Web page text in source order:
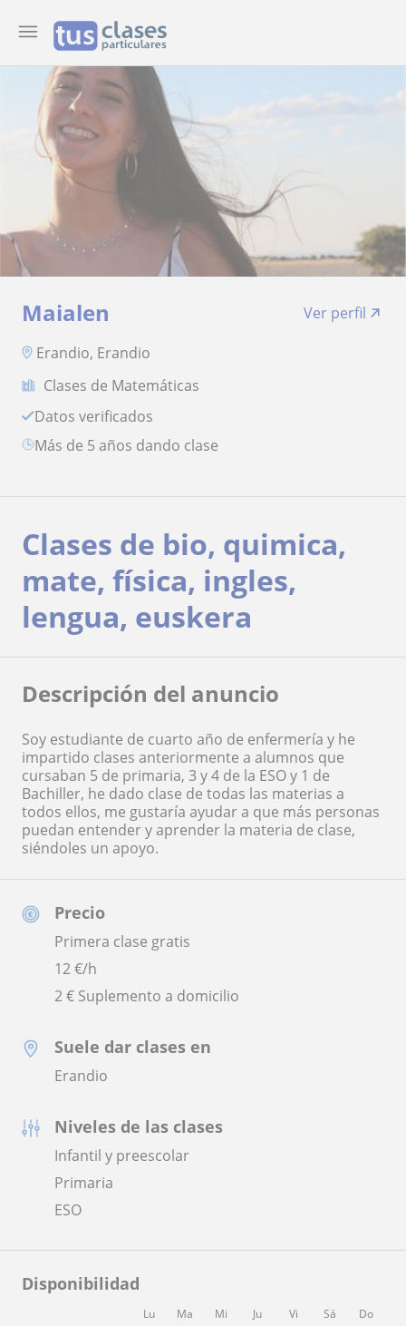
Maialen
Ver perfil
Erandio, Erandio
Clases de Matemáticas
Datos verificados
más de 5 años dando clase
Precio
Primera clase gratis
12€/h
2 € Suplemento a domicilio
Suele dar clases en
Erandio
Niveles de las clases
Infantil y preescolar
Primaria
ESO
Disponibilidad
Lu Ma Mi Ju Vi Sá Do
Clases de bio, quimica,
mate, física, ingles,
lengua, euskera
Descripción del anuncio
Soy estudiante de cuarto año de enfermería y he
impartido clases anteriormente a alumnos que
cursaban 5 de primaria, 3 y 4 de la ESO y 1 de
Bachiller, he dado clase de todas las materias a
todos ellos, me gustaría ayudar a que más personas
puedan entender y aprender la materia de clase,
siéndoles un apoyo.